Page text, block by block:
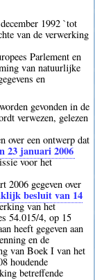
1992 `tot
van de verwerking
Parlement en
van natuurlijke
en
gevonden in de
verwezen, gelezen
over een ontwerp dat
23 januari 2006
voor het
2006 gegeven over
besluit van 14
van het
54.015/4, op 15
heeft gegeven aan
en de
van Boek I van het
houdende
betreffende